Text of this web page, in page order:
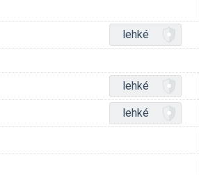
lehké
lehké
lehké